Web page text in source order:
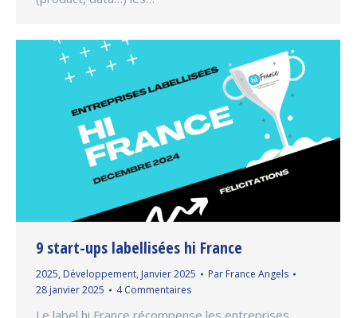
9 start-ups labellisées hi France
2025, Développement, Janvier 2025 Par France Angels
28 janvier 2025
4 Commentaires